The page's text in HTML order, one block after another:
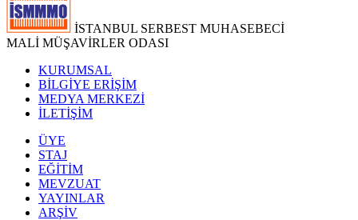
İSTANBUL SERBEST MUHASEBECİ
MALİ MÜŞAVİRLER ODASI
KURUMSAL
BİLGİYE ERİŞİM
MEDYA MERKEZİ
İLETİŞİM
ÜYE
STAJ
EĞİTİM
MEVZUAT
YAYINLAR
ARŞİV